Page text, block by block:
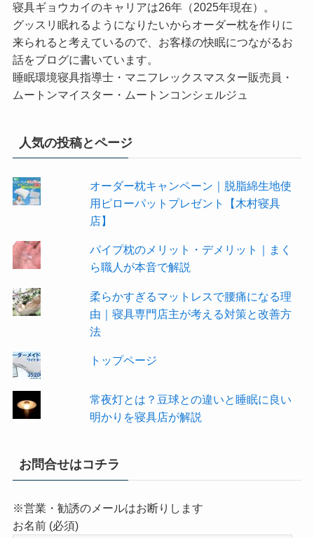
寝具ギョウカイのキャリアは26年（2025年現在）。
グッスリ眠れるようになりたいからオーダー枕を作りに
来られると考えているので、お客様の快眠につながるお
話をブログに書いています。
睡眠環境寝具指導士・マニフレックスマスター販売員・
ムートンマイスター・ムートンコンシェルジュ
人気の投稿とページ
オーダー枕キャンペーン｜脱脂綿生地使
用ピローパットプレゼント【木村寝具
店】
パイプ枕のメリット・デメリット｜まく
ら職人が本音で解説
柔らかすぎるマットレスで腰痛になる理
由｜寝具専門店主が考える対策と改善方
法
トップページ
常夜灯とは？豆球との違いと睡眠に良い
明かりを寝具店が解説
お問合せはコチラ
※営業・勧誘のメールはお断りします
お名前 (必須)